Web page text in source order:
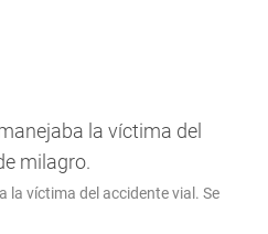
la víctima del accidente vial. Se